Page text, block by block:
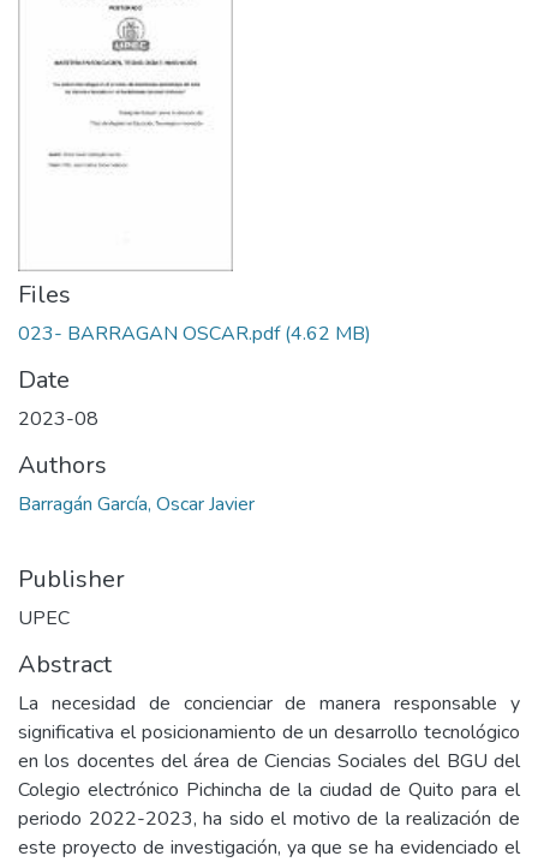
Files
023- BARRAGAN OSCAR.pdf(4.62 MB)
Date
2023-08
Authors
Barragán García, Oscar Javier
Publisher
UPEC
Abstract
La necesidad de concienciar de manera responsable y
significativa el posicionamiento de un desarrollo tecnológico
en los docentes del área de Ciencias Sociales del BGU del
Colegio electrónico Pichincha de la ciudad de Quito para el
periodo 2022-2023, ha sido el motivo de la realización de
este proyecto de investigación, ya que se ha evidenciado el